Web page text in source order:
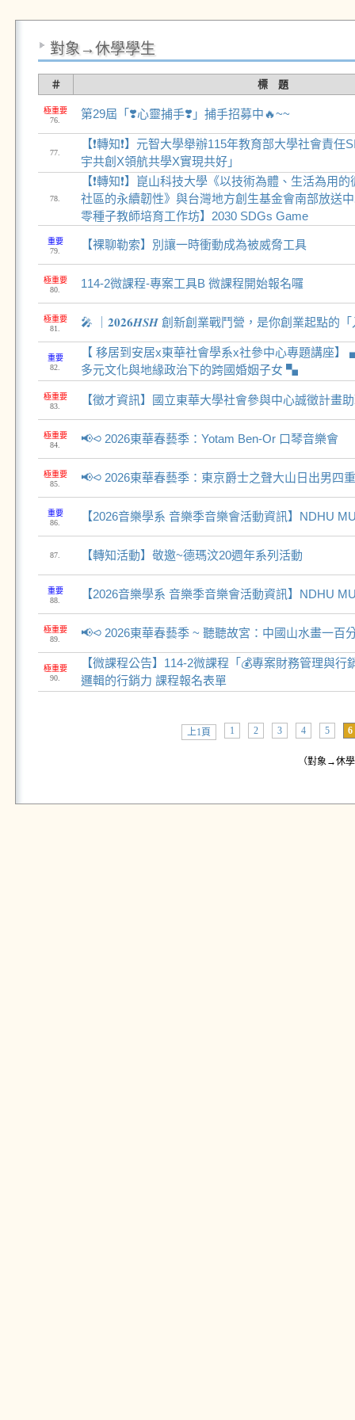
對象→休學學生
＃ 標 題
極重要
76.
第29屆「❣️心靈捕手❣️」捕手招募中🔥~~
77.
【❗轉知❗】元智大學舉辦115年教育部大學社會責
宇共創X領航共學X實現共好」
78.
【❗轉知❗】崑山科技大學《以技術為體、生活為用
社區的永續韌性》與台灣地方創生基金會南部放送
零種子教師培育工作坊】2030 SDGs Game
重要
79.
【裸聊勒索】別讓一時衝動成為被威脅工具
極重要
80.
114-2微課程-專案工具B 微課程開始報名囉
極重要
81.
🎤 ｜𝟐𝟎𝟐𝟔𝑯𝑺𝑯 創新創業戰鬥營，是你創業起點的「
重要
82.
【 移居到安居x東華社會學系x社參中心專題講座
多元文化與地緣政治下的跨國婚姻子女 ▚
極重要
83.
【徵才資訊】國立東華大學社會參與中心誠徵計畫
極重要
84.
📢⪦ 2026東華春藝季：Yotam Ben-Or 口琴音樂會
極重要
85.
📢⪦ 2026東華春藝季：東京爵士之聲大山日出男四
重要
86.
【2026音樂學系 音樂季音樂會活動資訊】NDHU
87. 【轉知活動】敬邀~德瑪汶20週年系列活動
重要
88.
【2026音樂學系 音樂季音樂會活動資訊】NDHU
極重要
89.
📢⪦ 2026東華春藝季 ~ 聽聽故宮：中國山水畫一百
極重要
90.
【微課程公告】114-2微課程「💰專案財務管理與行
邏輯的行銷力 課程報名表單
上1頁 1 2 3 4 5 6
（對象→休